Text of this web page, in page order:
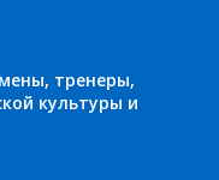
тренеры,
культуры и